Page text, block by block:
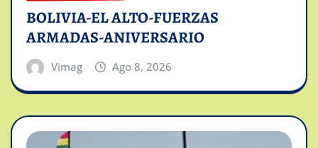
BOLIVIA-EL ALTO-FUERZAS
ARMADAS-ANIVERSARIO
Vimag Ago 8, 2026